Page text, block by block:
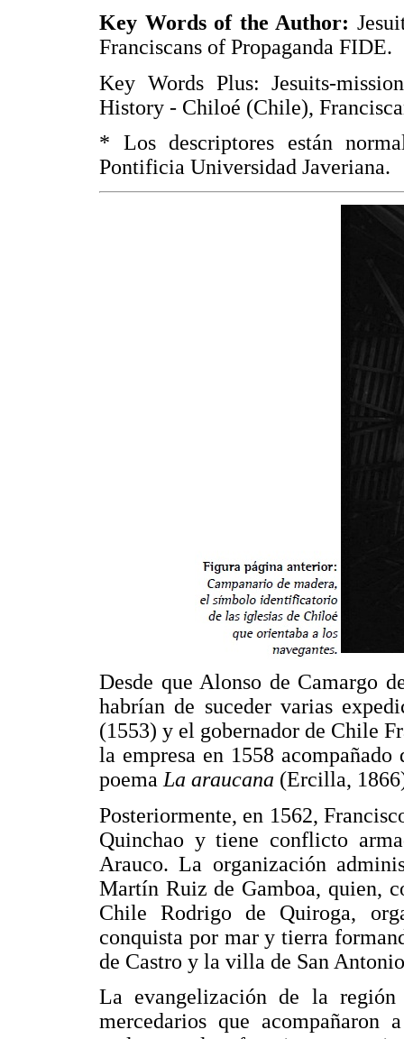
Key Words of the Author:
Franciscans of Propaganda FIDE.
Key Words Plus: Jesuits-
History - Chiloé (Chile),
* Los descriptores están
Pontificia Universidad Javeriana.
Desde que Alonso de Camargo
habrían de suceder varias
(1553) y el gobernador de Chile
la empresa en 1558
poema La araucana (Ercilla,
Posteriormente, en 1562,
Quinchao y tiene conflicto
Arauco. La organización
Martín Ruiz de Gamboa, quien,
Chile Rodrigo de Quiroga,
conquista por mar y tierra
de Castro y la villa de San
La evangelización de la región
mercedarios que